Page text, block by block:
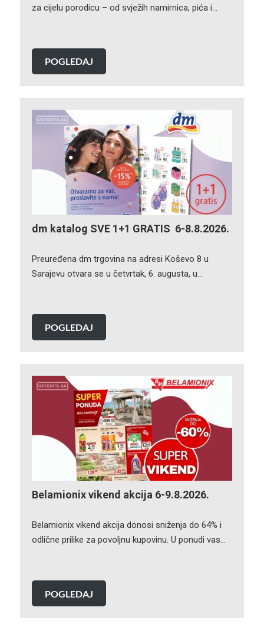
za cijelu porodicu – od svježih namirnica, pića i…
POGLEDAJ
dm katalog SVE 1+1 GRATIS 6-8.8.2026.
Preuređena dm trgovina na adresi Koševo 8 u
Sarajevu otvara se u četvrtak, 6. augusta, u…
POGLEDAJ
Belamionix vikend akcija 6-9.8.2026.
Belamionix vikend akcija donosi sniženja do 64% i
odlične prilike za povoljnu kupovinu. U ponudi vas…
POGLEDAJ